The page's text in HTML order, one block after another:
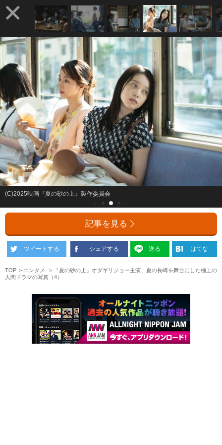
(C)2025映画『夏の砂の上』製作委員会
記事を見る
ツイートする シェアする 送る はてな
TOP エンタメ
『夏の砂の上』オダギリジョー主演、夏の長崎を舞台にした極上の
人間ドラマの写真（4）